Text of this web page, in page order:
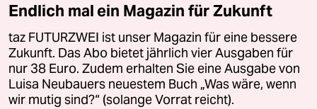
Endlich mal ein Magazin für Zukunft
taz FUTURZWEI ist unser Magazin für eine bessere
Zukunft. Das Abo bietet jährlich vier Ausgaben für
nur 38 Euro. Zudem erhalten Sie eine Ausgabe von
Luisa Neubauers neuestem Buch „Was wäre, wenn
wir mutig sind?“ (solange Vorrat reicht).